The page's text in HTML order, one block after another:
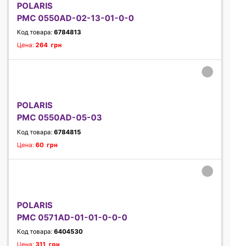
POLARIS
PMC 0550AD-02-13-01-0-0
Код товара: 6784813
Цена: 264 грн
POLARIS
PMC 0550AD-05-03
Код товара: 6784815
Цена: 60 грн
POLARIS
PMC 0571AD-01-01-0-0-0
Код товара: 6404530
Цена: 311 грн